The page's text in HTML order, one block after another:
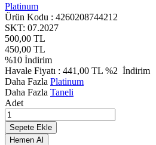
Platinum
Ürün Kodu : 4260208744212
SKT: 07.2027
500,00 TL
450,00 TL
%10 İndirim
Havale Fiyatı : 441,00 TL %2 İndirim
Daha Fazla Platinum
Daha Fazla Taneli
Adet
Sepete Ekle
Hemen Al